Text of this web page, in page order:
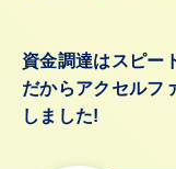
資金調達はスピー
だからアクセルフ
しました!